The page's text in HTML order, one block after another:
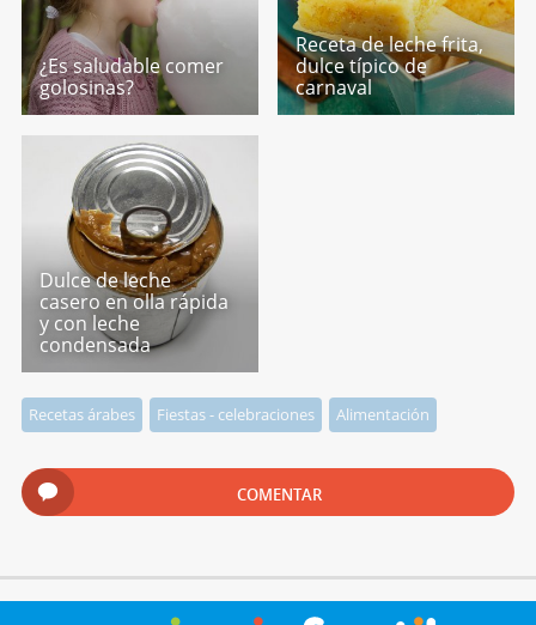
¿Es saludable comer
golosinas?
Receta de leche frita,
dulce típico de
carnaval
Dulce de leche
casero en olla rápida
y con leche
condensada
Recetas árabes Fiestas - celebraciones Alimentación
COMENTAR